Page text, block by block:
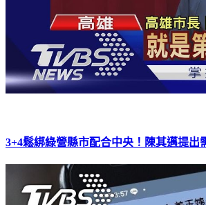
3+4鬆綁綠營縣市配合中央！陳其邁提出